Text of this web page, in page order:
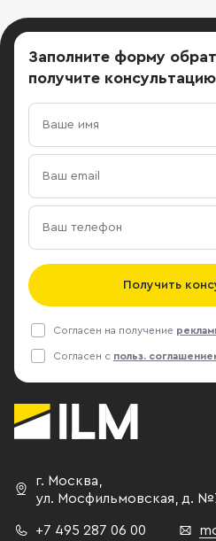
Заполните форму
получите консультацию
Получить
Согласен на получение
Согласен с польз.
г. Москва
ул. Мосфильмовская,
д.
+7 495 287 06 00